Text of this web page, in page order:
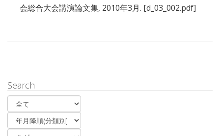
会総合大会講演論文集, 2010年3月. [d_03_002.pdf]
Search